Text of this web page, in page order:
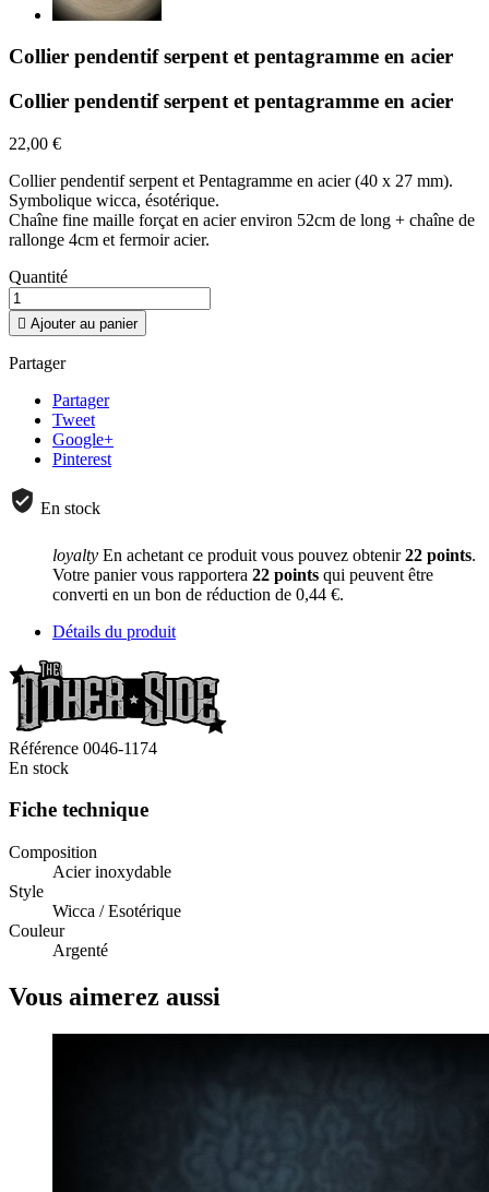
Collier pendentif serpent et pentagramme en acier
Collier pendentif serpent et pentagramme en acier
22,00 €
Collier pendentif serpent et Pentagramme en acier (40 x 27 mm).
Symbolique wicca, ésotérique.
Chaîne fine maille forçat en acier environ 52cm de long + chaîne de
rallonge 4cm et fermoir acier.
Quantité
 Ajouter au panier
Partager
Partager
Tweet
Google+
Pinterest
En stock
loyalty En achetant ce produit vous pouvez obtenir22 points.
Votre panier vous rapportera 22 points qui peuvent être
converti en un bon de réduction de 0,44 €.
Détails du produit
Référence 0046-1174
En stock
Fiche technique
Composition
Acier inoxydable
Style
Wicca / Esotérique
Couleur
Argenté
Vous aimerez aussi